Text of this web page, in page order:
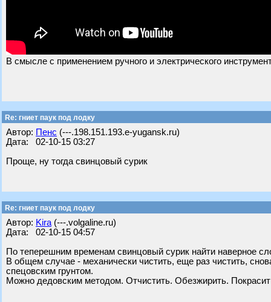
В смысле с применением ручного и электрического
Re: гниет паук под лодку
Автор: Пенс (---.198.151.193.e-yugansk.ru)
Дата: 02-10-15 03:27
Проще, ну тогда свинцовый сурик
Re: гниет паук под лодку
Автор: Kira (---.volgaline.ru)
Дата: 02-10-15 04:57
По теперешним временам свинцовый сурик найти наверное
В общем случае - механически чистить, еще раз чистить,
спецовским грунтом.
Можно дедовским методом. Отчистить. Обезжирить.